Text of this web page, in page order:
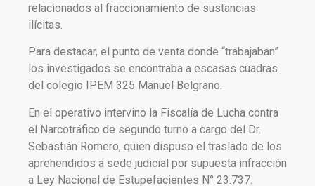
relacionados al fraccionamiento de sustancias
ilícitas.
Para destacar, el punto de venta donde “trabajaban”
los investigados se encontraba a escasas cuadras
del colegio IPEM 325 Manuel Belgrano.
En el operativo intervino la Fiscalía de Lucha contra
el Narcotráfico de segundo turno a cargo del Dr.
Sebastián Romero, quien dispuso el traslado de los
aprehendidos a sede judicial por supuesta infracción
a Ley Nacional de Estupefacientes N° 23.737.